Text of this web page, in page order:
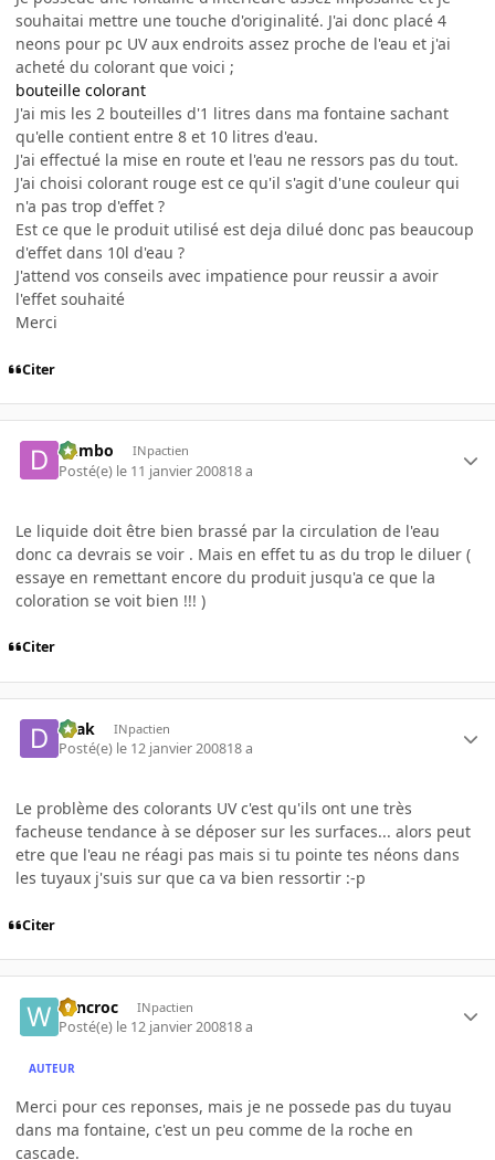
souhaitai mettre une touche d'originalité. J'ai donc placé 4
neons pour pc UV aux endroits assez proche de l'eau et j'ai
acheté du colorant que voici ;
bouteille colorant
J'ai mis les 2 bouteilles d'1 litres dans ma fontaine sachant
qu'elle contient entre 8 et 10 litres d'eau.
J'ai effectué la mise en route et l'eau ne ressors pas du tout.
J'ai choisi colorant rouge est ce qu'il s'agit d'une couleur qui
n'a pas trop d'effet ?
Est ce que le produit utilisé est deja dilué donc pas beaucoup
d'effet dans 10l d'eau ?
J'attend vos conseils avec impatience pour reussir a avoir
l'effet souhaité
Merci
Citer
dumbo INpactien
Posté(e) le 11 janvier 200818 a
Le liquide doit être bien brassé par la circulation de l'eau
donc ca devrais se voir . Mais en effet tu as du trop le diluer (
essaye en remettant encore du produit jusqu'a ce que la
coloration se voit bien !!! )
Citer
Drak INpactien
Posté(e) le 12 janvier 200818 a
Le problème des colorants UV c'est qu'ils ont une très
facheuse tendance à se déposer sur les surfaces... alors peut
etre que l'eau ne réagi pas mais si tu pointe tes néons dans
les tuyaux j'suis sur que ca va bien ressortir :-p
Citer
wincroc INpactien
Posté(e) le 12 janvier 200818 a
AUTEUR
Merci pour ces reponses, mais je ne possede pas du tuyau
dans ma fontaine, c'est un peu comme de la roche en
cascade.